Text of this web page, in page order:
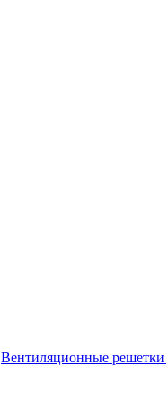
Вентиляционные решетки